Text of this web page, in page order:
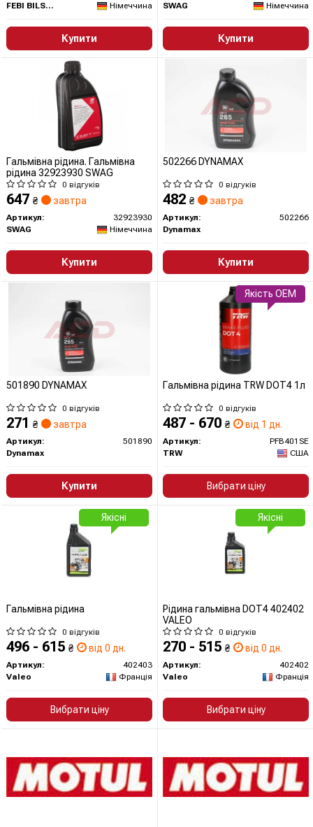
FEBI BILSTEIN
Німеччина
Купити
SWAG
Німеччина
Купити
Гальмівна рідина. Гальмівна
рідина 32923930 SWAG
0 відгуків
647 ₴ завтра
Артикул:
32923930
SWAG
Німеччина
Купити
502266 DYNAMAX
0 відгуків
482 ₴ завтра
Артикул:
502266
Dynamax
Купити
501890 DYNAMAX
0 відгуків
271 ₴ завтра
Артикул:
501890
Dynamax
Купити
Гальмівна рідина TRW DOT4 1л
0 відгуків
487 - 670 ₴ від 1 дн.
Артикул:
PFB401SE
TRW
США
Вибрати ціну
Якість OEM
Гальмівна рідина
0 відгуків
496 - 615 ₴ від 0 дн.
Артикул:
402403
Valeo
Франція
Вибрати ціну
Якісні
Рідина гальмівна DOT4 402402
VALEO
0 відгуків
270 - 515 ₴ від 0 дн.
Артикул:
402402
Valeo
Франція
Вибрати ціну
Якісні